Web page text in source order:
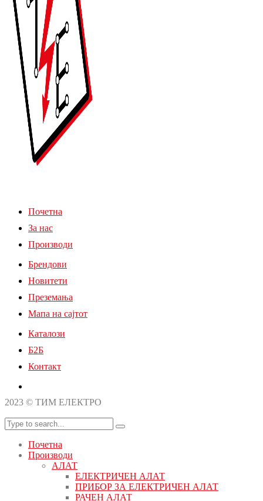
Почетна
За нас
Производи
Брендови
Новитети
Преземања
Мапа на сајтот
Каталози
Б2Б
Контакт
2023 © ТИМ ЕЛЕКТРО
Почетна
Производи
АЛАТ
ЕЛЕКТРИЧЕН АЛАТ
ПРИБОР ЗА ЕЛЕКТРИЧЕН АЛАТ
РАЧЕН АЛАТ